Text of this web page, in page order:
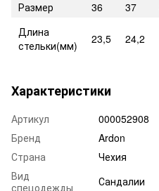
Размер 36 37
Длина
стельки(мм)
23,5 24,2
Характеристики
Артикул
000052908
Бренд
Ardon
Страна
Чехия
Вид
спецодежды
Сандалии